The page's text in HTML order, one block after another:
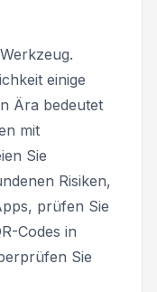
einige
Ära bedeutet
mit
Sie
Risiken,
prüfen Sie
Codes in
Sie